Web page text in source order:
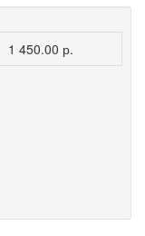
1 450.00 р.